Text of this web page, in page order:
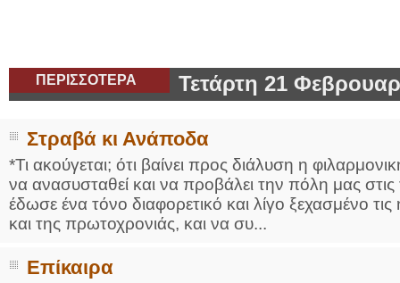
ΠΕΡΙΣΣΟΤΕΡΑ Τετάρτη 21
Στραβά κι Ανάποδα
*Τι ακούγεται; ότι βαίνει προς διάλυση η
να ανασυσταθεί και να προβάλει την πόλη μας στις
έδωσε ένα τόνο διαφορετικό και λίγο ξεχασμένο
και της πρωτοχρονιάς, και να συ...
Επίκαιρα